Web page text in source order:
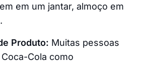
em um jantar, almoço em
Produto: Muitas pessoas
Cola como